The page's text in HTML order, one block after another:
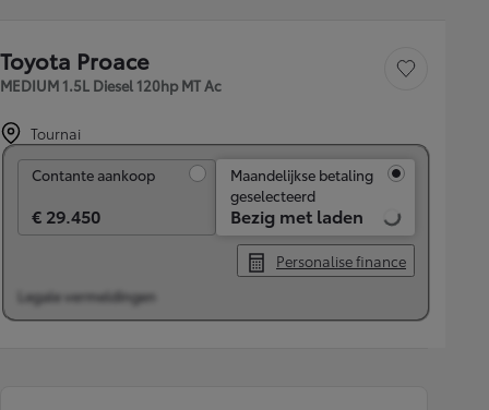
Toyota Proace
MEDIUM 1.5L Diesel 120hp MT Ac
Voertuig opslaan
Tournai
Contante aankoop
€ 29.450
Maandelijkse betaling
geselecteerd
Bezig met laden
Personalise finance
Legale vermeldingen